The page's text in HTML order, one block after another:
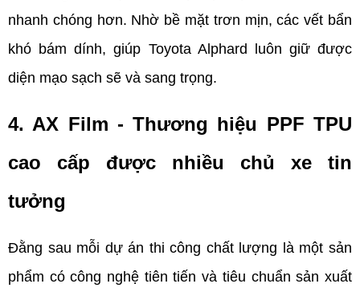
nhanh chóng hơn. Nhờ bề mặt trơn mịn, các vết bẩn
khó bám dính, giúp Toyota Alphard luôn giữ được
diện mạo sạch sẽ và sang trọng.
4. AX Film - Thương hiệu PPF TPU
cao cấp được nhiều chủ xe tin
tưởng
Đằng sau mỗi dự án thi công chất lượng là một sản
phẩm có công nghệ tiên tiến và tiêu chuẩn sản xuất